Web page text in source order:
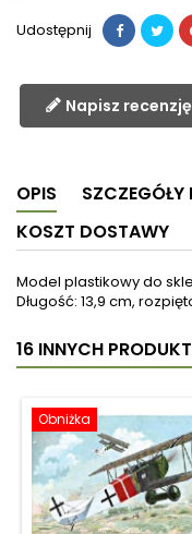
Udostępnij
Napisz recenzję
OPIS
SZCZEGÓŁY
KOSZT DOSTAWY
Model plastikowy do
Długość: 13,9 cm,
16 INNYCH
Obniżka